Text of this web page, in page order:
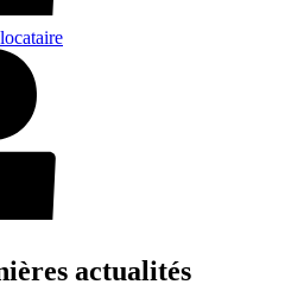
actualités